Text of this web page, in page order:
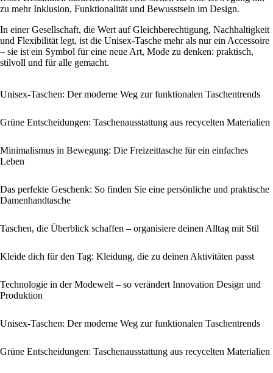
zu mehr Inklusion, Funktionalität und Bewusstsein im Design.
In einer Gesellschaft, die Wert auf Gleichberechtigung, Nachhaltigkeit
und Flexibilität legt, ist die Unisex-Tasche mehr als nur ein Accessoire
– sie ist ein Symbol für eine neue Art, Mode zu denken: praktisch,
stilvoll und für alle gemacht.
Unisex-Taschen: Der moderne Weg zur funktionalen Taschentrends
Grüne Entscheidungen: Taschenausstattung aus recycelten Materialien
Minimalismus in Bewegung: Die Freizeittasche für ein einfaches
Leben
Das perfekte Geschenk: So finden Sie eine persönliche und praktische
Damenhandtasche
Taschen, die Überblick schaffen – organisiere deinen Alltag mit Stil
Kleide dich für den Tag: Kleidung, die zu deinen Aktivitäten passt
Technologie in der Modewelt – so verändert Innovation Design und
Produktion
Unisex-Taschen: Der moderne Weg zur funktionalen Taschentrends
Grüne Entscheidungen: Taschenausstattung aus recycelten Materialien